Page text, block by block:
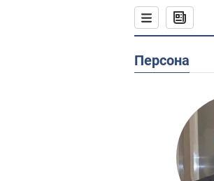
Персона